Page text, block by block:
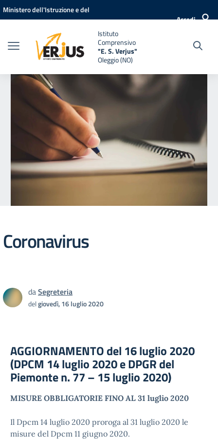
Vai ai contenuti
Vai al menu di navigazione
Vai al footer
Ministero dell'Istruzione e del
Accedi
Istituto
Comprensivo
"E. S. Verjus"
Oleggio (NO)
Coronavirus
daSegreteria
delgiovedì, 16 luglio 2020
AGGIORNAMENTO del 16 luglio 2020
(DPCM 14 luglio 2020 e DPGR del
Piemonte n. 77 – 15 luglio 2020)
MISURE OBBLIGATORIE FINO AL 31 luglio 2020
Il Dpcm 14 luglio 2020 proroga al 31 luglio 2020 le
misure del Dpcm 11 giugno 2020.